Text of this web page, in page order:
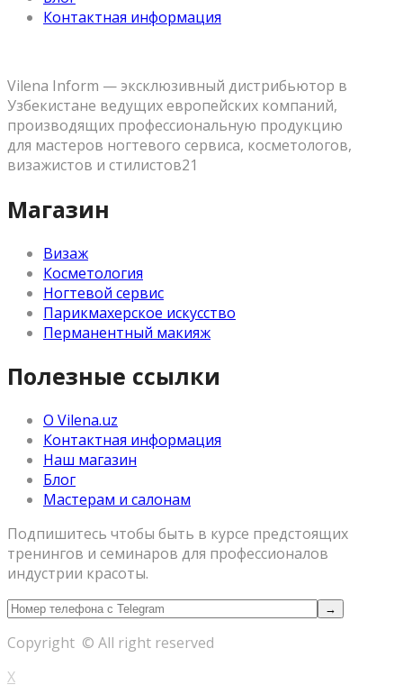
Контактная информация
Vilena Inform — эксклюзивный дистрибьютор в
Узбекистане ведущих европейских компаний,
производящих профессиональную продукцию
для мастеров ногтевого сервиса, косметологов,
визажистов и стилистов21
Магазин
Визаж
Косметология
Ногтевой сервис
Парикмахерское искусство
Перманентный макияж
Полезные ссылки
О Vilena.uz
Контактная информация
Наш магазин
Блог
Мастерам и салонам
Подпишитесь чтобы быть в курсе предстоящих
тренингов и семинаров для профессионалов
индустрии красоты.
Copyright © All right reserved
X